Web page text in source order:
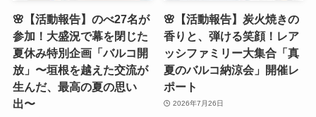
🌸【活動報告】のべ27名が
参加！大盛況で幕を閉じた
夏休み特別企画「バルコ開
放」〜垣根を越えた交流が
生んだ、最高の夏の思い
出〜
🌸【活動報告】炭火焼きの
香りと、弾ける笑顔！レア
ッシファミリー大集合「真
夏のバルコ納涼会」開催レ
ポート
2026年7月26日